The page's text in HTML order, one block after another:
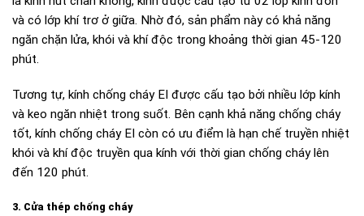
và có lớp khí trơ ở giữa. Nhờ đó, sản phẩm này có khả năng
ngăn chặn lửa, khói và khí độc trong khoảng thời gian 45-120
phút.
Tương tự, kính chống cháy EI được cấu tạo bởi nhiều lớp kính
và keo ngăn nhiệt trong suốt. Bên cạnh khả năng chống cháy
tốt, kính chống cháy EI còn có ưu điểm là hạn chế truyền nhiệt
khói và khí độc truyền qua kính với thời gian chống cháy lên
đến 120 phút.
3. Cửa thép chống cháy